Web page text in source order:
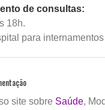
de consultas:
18h.
para
site sobre Saúde,